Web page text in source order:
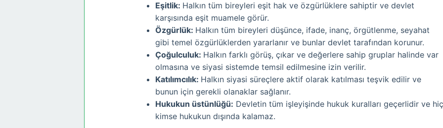
Eşitlik: Halkın tüm bireyleri eşit hak ve özgürlüklere sahiptir ve devlet
karşısında eşit muamele görür.
Özgürlük: Halkın tüm bireyleri düşünce, ifade, inanç, örgütlenme, seyahat
gibi temel özgürlüklerden yararlanır ve bunlar devlet tarafından korunur.
Çoğulculuk: Halkın farklı görüş, çıkar ve değerlere sahip gruplar halinde var
olmasına ve siyasi sistemde temsil edilmesine izin verilir.
Katılımcılık: Halkın siyasi süreçlere aktif olarak katılması teşvik edilir ve
bunun için gerekli olanaklar sağlanır.
Hukukun üstünlüğü: Devletin tüm işleyişinde hukuk kuralları geçerlidir ve hiç
kimse hukukun dışında kalamaz.